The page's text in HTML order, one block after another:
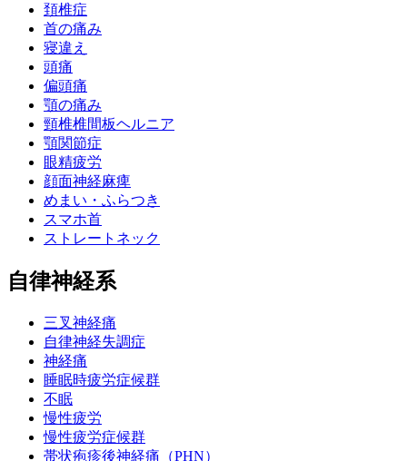
頚椎症
首の痛み
寝違え
頭痛
偏頭痛
顎の痛み
頸椎椎間板ヘルニア
顎関節症
眼精疲労
顔面神経麻痺
めまい・ふらつき
スマホ首
ストレートネック
自律神経系
三叉神経痛
自律神経失調症
神経痛
睡眠時疲労症候群
不眠
慢性疲労
慢性疲労症候群
帯状疱疹後神経痛（PHN）